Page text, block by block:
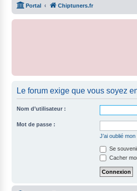
Portal Chiptuners.fr
Le forum exige que vous soyez
Nom d’utilisateur :
Mot de passe :
J’ai oublié
Se
Cacher